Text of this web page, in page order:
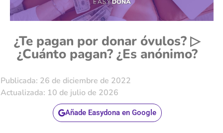
¿Te pagan por donar óvulos? ▷
¿Cuánto pagan? ¿Es anónimo?
Publicada: 26 de diciembre de 2022
Actualizada: 10 de julio de 2026
Añade Easydona en Google